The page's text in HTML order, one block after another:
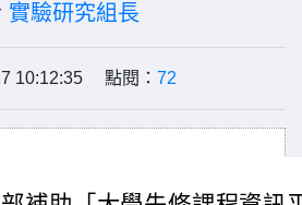
實驗研究組長
10:12:35 點閱： 72